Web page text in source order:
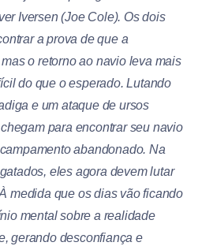
Iversen (Joe Cole). Os dois
a prova de que a
o retorno ao navio leva mais
do que o esperado. Lutando
e um ataque de ursos
para encontrar seu navio
abandonado. Na
eles agora devem lutar
medida que os dias vão ficando
mental sobre a realidade
gerando desconfiança e